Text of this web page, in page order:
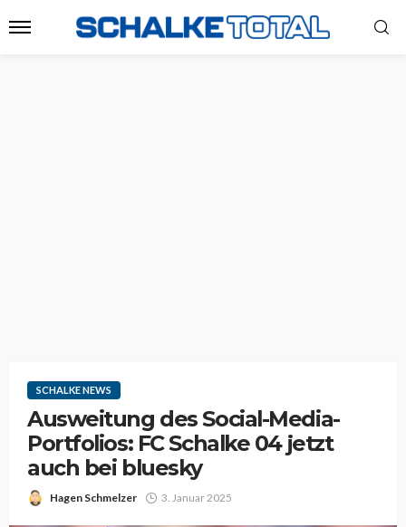
SCHALKE NEWS
Ausweitung des Social-Media-
Portfolios: FC Schalke 04 jetzt
auch bei bluesky
Hagen Schmelzer 3. Januar 2025